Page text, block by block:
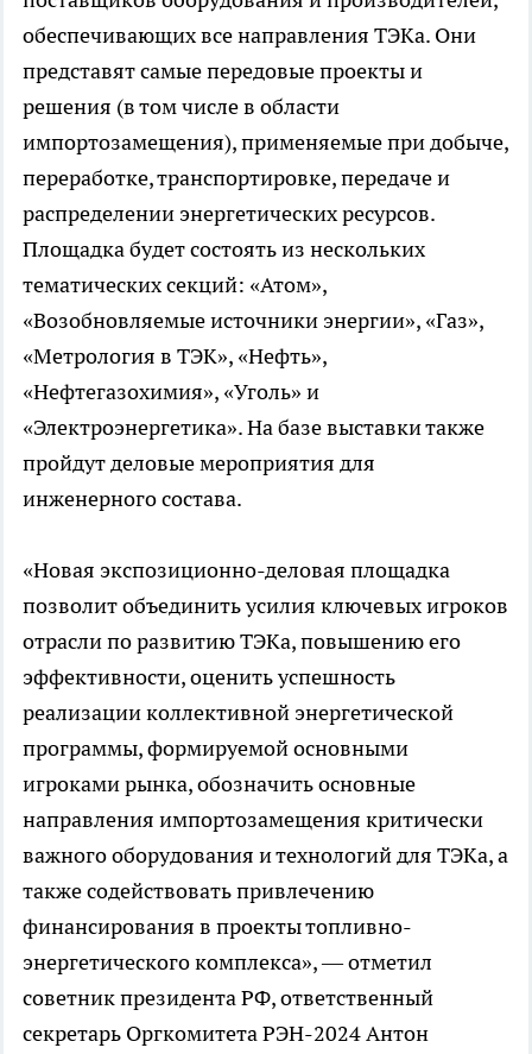
обеспечивающих все направления ТЭКа. Они
представят самые передовые проекты и
решения (в том числе в области
импортозамещения), применяемые при добыче,
переработке, транспортировке, передаче и
распределении энергетических ресурсов.
Площадка будет состоять из нескольких
тематических секций: «Атом»,
«Возобновляемые источники энергии», «Газ»,
«Метрология в ТЭК», «Нефть»,
«Нефтегазохимия», «Уголь» и
«Электроэнергетика». На базе выставки также
пройдут деловые мероприятия для
инженерного состава.
«Новая экспозиционно-деловая площадка
позволит объединить усилия ключевых игроков
отрасли по развитию ТЭКа, повышению его
эффективности, оценить успешность
реализации коллективной энергетической
программы, формируемой основными
игроками рынка, обозначить основные
направления импортозамещения критически
важного оборудования и технологий для ТЭКа, а
также содействовать привлечению
финансирования в проекты топливно-
энергетического комплекса», — отметил
советник президента РФ, ответственный
секретарь Оргкомитета РЭН-2024 Антон